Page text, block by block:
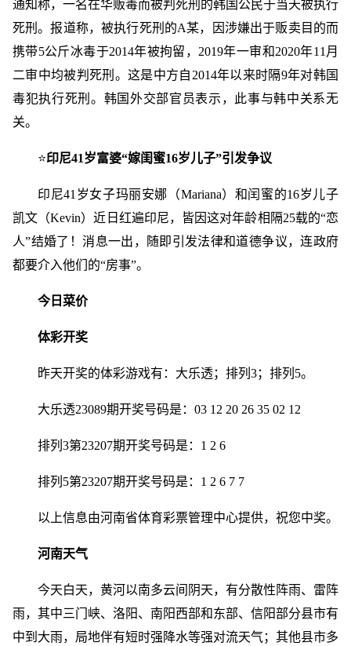
通知称，一名在华贩毒而被判死刑的韩国公民于当天被执行
死刑。报道称，被执行死刑的A某，因涉嫌出于贩卖目的而
携带5公斤冰毒于2014年被拘留，2019年一审和2020年11月
二审中均被判死刑。这是中方自2014年以来时隔9年对韩国
毒犯执行死刑。韩国外交部官员表示，此事与韩中关系无
关。
⭐印尼41岁富婆“嫁闺蜜16岁儿子”引发争议
印尼41岁女子玛丽安娜（Mariana）和闰蜜的16岁儿子
凯文（Kevin）近日红遍印尼，皆因这对年龄相隔25载的“恋
人”结婚了！消息一出，随即引发法律和道德争议，连政府
都要介入他们的“房事”。
今日菜价
体彩开奖
昨天开奖的体彩游戏有：大乐透；排列3；排列5。
大乐透23089期开奖号码是：03 12 20 26 35 02 12
排列3第23207期开奖号码是：1 2 6
排列5第23207期开奖号码是：1 2 6 7 7
以上信息由河南省体育彩票管理中心提供，祝您中奖。
河南天气
今天白天，黄河以南多云间阴天，有分散性阵雨、雷阵
雨，其中三门峡、洛阳、南阳西部和东部、信阳部分县市有
中到大雨，局地伴有短时强降水等强对流天气；其他县市多